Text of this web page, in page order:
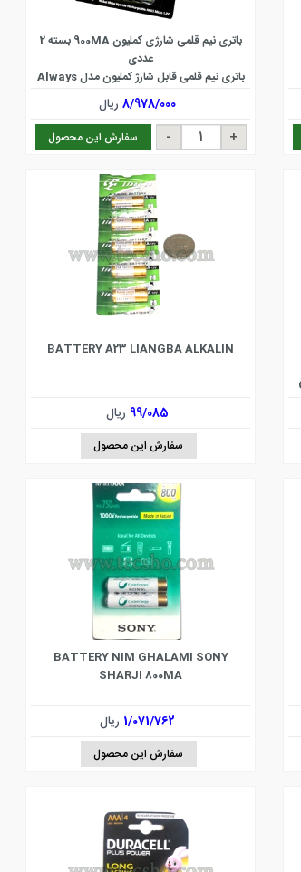
باتری نیم قلمی شارژی کملیون 900MA بسته 2
عددی
باتری نیم قلمی قابل شارژ کملیون مدل Always
عددی
8/978/000 ریال
سفارش این محصول
BATTERY A23 LIANGBA ALKALIN
99/085 ریال
سفارش این محصول
BATTERY NIM GHALAMI SONY
SHARJI 800MA
1/071/762 ریال
سفارش این محصول